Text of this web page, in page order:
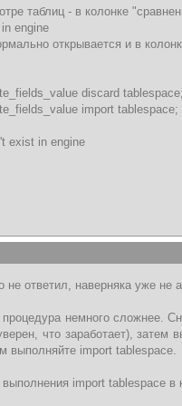
таблиц - в колонке
engine
открывается и в
discard tablespace;
import tablespace;
exist in engine
не ответил, наверняка уже не
немного сложнее.
что заработает), затем
import tablespace.
import tablespace